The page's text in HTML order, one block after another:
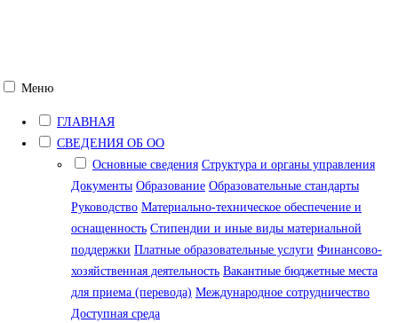
Меню
ГЛАВНАЯ
СВЕДЕНИЯ ОБ ОО
Основные сведения Структура и органы управления
Документы Образование Образовательные стандарты
Руководство Материально-техническое обеспечение и
оснащенность Стипендии и иные виды материальной
поддержки Платные образовательные услуги Финансово-
хозяйственная деятельность Вакантные бюджетные места
для приема (перевода) Международное сотрудничество
Доступная среда